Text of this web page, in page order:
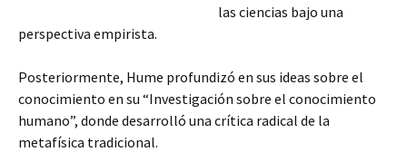
las ciencias bajo una
perspectiva empirista.
Posteriormente, Hume profundizó en sus ideas sobre el
conocimiento en su “Investigación sobre el conocimiento
humano”, donde desarrolló una crítica radical de la
metafísica tradicional.